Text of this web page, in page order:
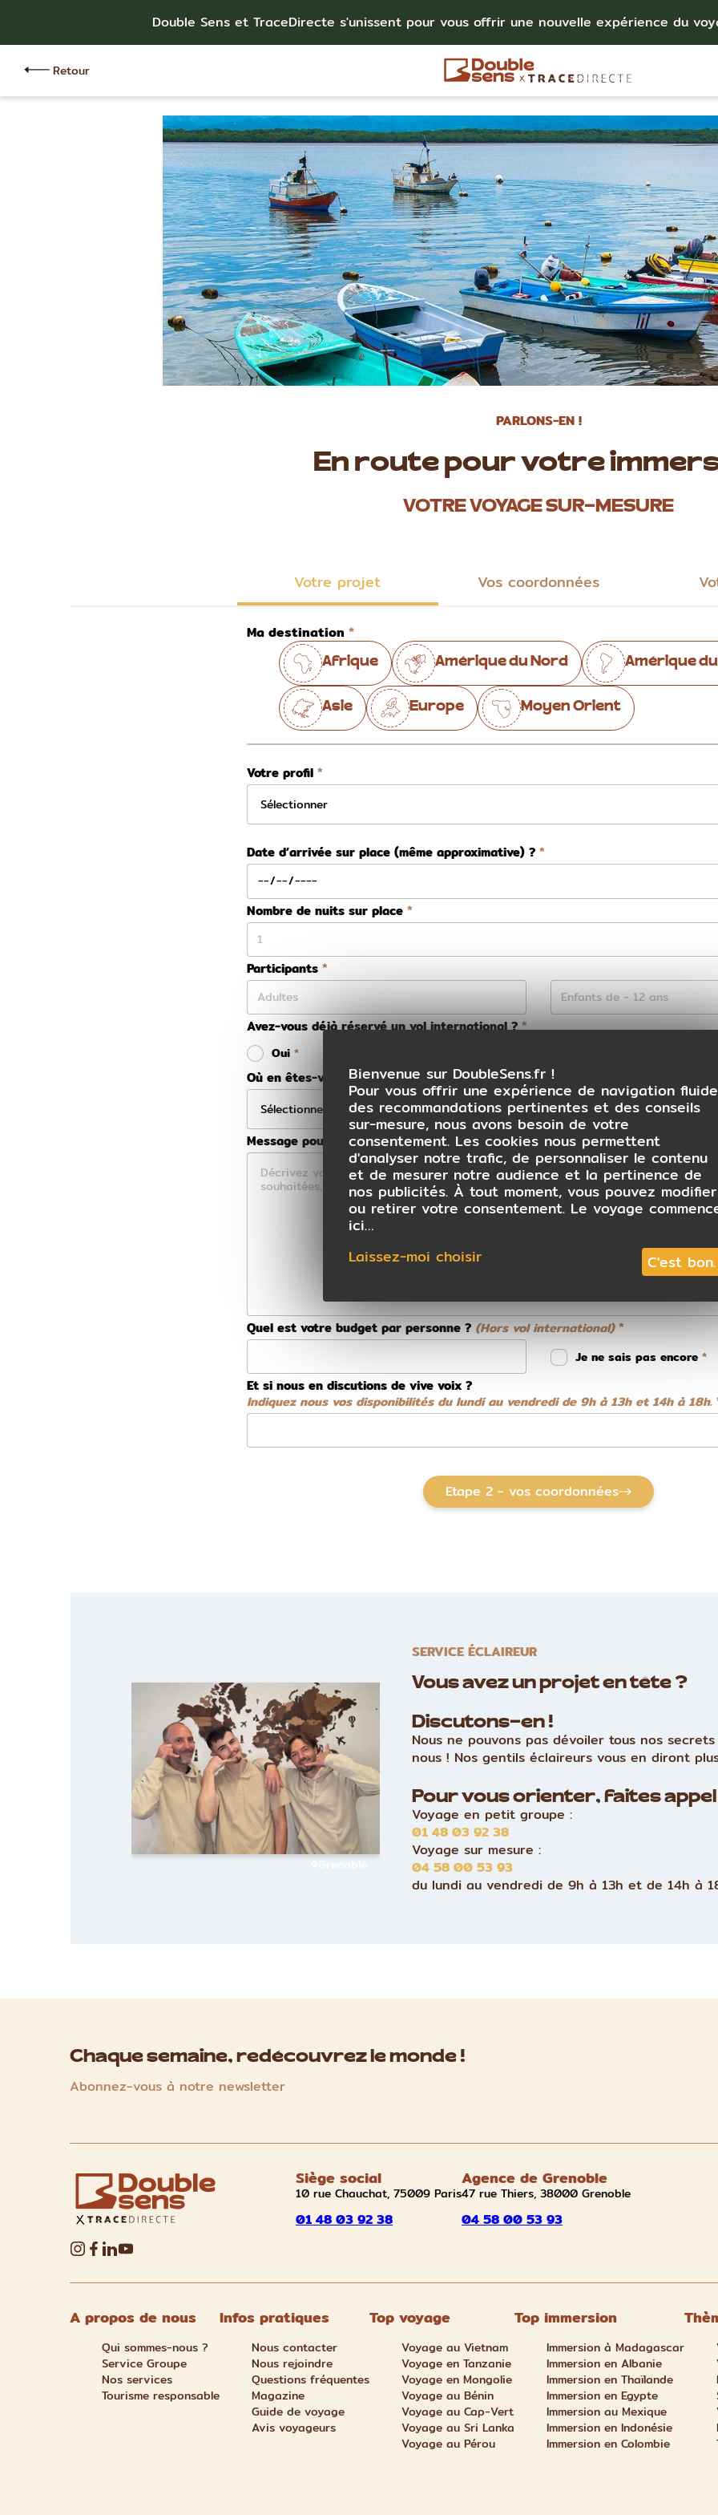
Double Sens et TraceDirecte s'unissent pour vous offrir une nouvelle expérience du
Retour
PARLONS-EN !
En route pour votre
VOTRE VOYAGE SUR-MESURE
Votre projet Vos coordonnées
Ma destination
Afrique Amérique du Nord Amérique du
Asie Europe Moyen Orient
Votre profil
Date d’arrivée sur place (même approximative) ?
Nombre de nuits sur place
Participants
Avez-vous déjà réservé un vol international ?
Oui
Où en êtes-vous dans la préparation de votre voyage ?
Message pour votre conseiller
Quel est votre budget par personne ? (Hors vol international)
Je ne sais pas encore
Et si nous en discutions de vive voix ?
Indiquez nous vos disponibilités du lundi au vendredi de 9h à 13h et 14h à 18h.
Etape 2 - vos coordonnées
Grenoble
SERVICE ÉCLAIREUR
Vous avez un projet en tête ?
Discutons-en !
Nous ne pouvons pas dévoiler tous nos
nous ! Nos gentils éclaireurs vous en diront
Pour vous orienter, faites appel
Voyage en petit groupe :
01 48 03 92 38
Voyage sur mesure :
04 58 00 53 93
du lundi au vendredi de 9h à 13h et de 14h à
Chaque semaine, redécouvrez le monde !
Abonnez-vous à notre newsletter
Siège social
10 rue Chauchat, 75009 Paris
01 48 03 92 38
Agence de Grenoble
47 rue Thiers, 38000 Grenoble
04 58 00 53 93
A propos de nous
Qui sommes-nous ?
Service Groupe
Nos services
Tourisme responsable
Infos pratiques
Nous contacter
Nous rejoindre
Questions fréquentes
Magazine
Guide de voyage
Avis voyageurs
Top voyage
Voyage au Vietnam
Voyage en Tanzanie
Voyage en Mongolie
Voyage au Bénin
Voyage au Cap-Vert
Voyage au Sri Lanka
Voyage au Pérou
Top immersion
Immersion à Madagascar
Immersion en Albanie
Immersion en Thaïlande
Immersion en Egypte
Immersion au Mexique
Immersion en Indonésie
Immersion en Colombie
Bienvenue sur DoubleSens.fr !
Pour vous offrir une expérience de navigation
des recommandations pertinentes et des conseils
sur-mesure, nous avons besoin de votre
consentement. Les cookies nous permettent
d'analyser notre trafic, de personnaliser le contenu
et de mesurer notre audience et la pertinence de
nos publicités. À tout moment, vous pouvez modifier
ou retirer votre consentement. Le voyage
ici…
Laissez-moi choisir
C'est bon.